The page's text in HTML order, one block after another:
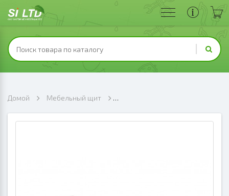
Домой Мебельный щит